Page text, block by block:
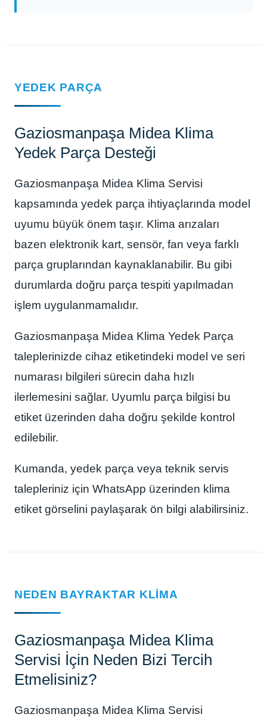
YEDEK PARÇA
Gaziosmanpaşa Midea Klima
Yedek Parça Desteği
Gaziosmanpaşa Midea Klima Servisi
kapsamında yedek parça ihtiyaçlarında model
uyumu büyük önem taşır. Klima arızaları
bazen elektronik kart, sensör, fan veya farklı
parça gruplarından kaynaklanabilir. Bu gibi
durumlarda doğru parça tespiti yapılmadan
işlem uygulanmamalıdır.
Gaziosmanpaşa Midea Klima Yedek Parça
taleplerinizde cihaz etiketindeki model ve seri
numarası bilgileri sürecin daha hızlı
ilerlemesini sağlar. Uyumlu parça bilgisi bu
etiket üzerinden daha doğru şekilde kontrol
edilebilir.
Kumanda, yedek parça veya teknik servis
talepleriniz için WhatsApp üzerinden klima
etiket görselini paylaşarak ön bilgi alabilirsiniz.
NEDEN BAYRAKTAR KLIMA
Gaziosmanpaşa Midea Klima
Servisi İçin Neden Bizi Tercih
Etmelisiniz?
Gaziosmanpaşa Midea Klima Servisi